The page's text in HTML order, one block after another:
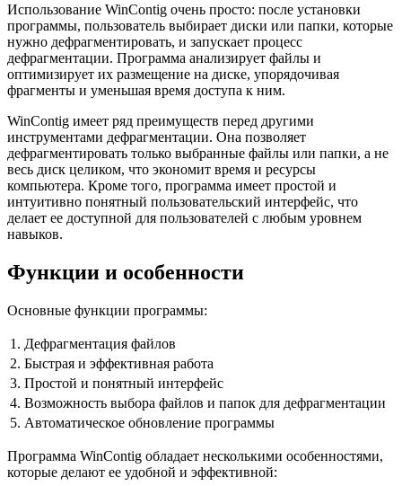
Использование WinContig очень просто: после установки
программы, пользователь выбирает диски или папки, которые
нужно дефрагментировать, и запускает процесс
дефрагментации. Программа анализирует файлы и
оптимизирует их размещение на диске, упорядочивая
фрагменты и уменьшая время доступа к ним.
WinContig имеет ряд преимуществ перед другими
инструментами дефрагментации. Она позволяет
дефрагментировать только выбранные файлы или папки, а не
весь диск целиком, что экономит время и ресурсы
компьютера. Кроме того, программа имеет простой и
интуитивно понятный пользовательский интерфейс, что
делает ее доступной для пользователей с любым уровнем
навыков.
Функции и особенности
Основные функции программы:
1. Дефрагментация файлов
2. Быстрая и эффективная работа
3. Простой и понятный интерфейс
4. Возможность выбора файлов и папок для дефрагментации
5. Автоматическое обновление программы
Программа WinContig обладает несколькими особенностями,
которые делают ее удобной и эффективной: